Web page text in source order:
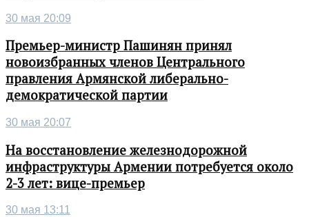
30 мая 20:09
Премьер-министр Пашинян принял
новоизбранных членов Центрального
правления Армянской либерально-
демократической партии
30 мая 20:07
На восстановление железнодорожной
инфраструктуры Армении потребуется около
2-3 лет: вице-премьер
30 мая 13:11